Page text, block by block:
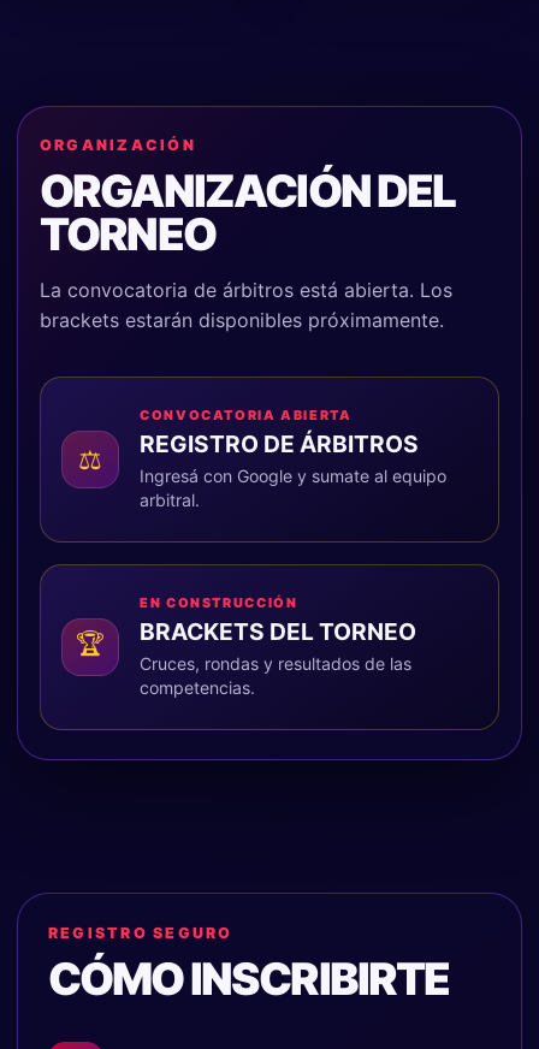
ORGANIZACIÓN
ORGANIZACIÓN DEL
TORNEO
La convocatoria de árbitros está abierta. Los
brackets estarán disponibles próximamente.
⚖
CONVOCATORIA ABIERTA
REGISTRO DE ÁRBITROS
Ingresá con Google y sumate al equipo
arbitral.
🏆
EN CONSTRUCCIÓN
BRACKETS DEL TORNEO
Cruces, rondas y resultados de las
competencias.
REGISTRO SEGURO
CÓMO INSCRIBIRTE